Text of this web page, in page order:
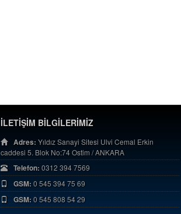
İLETİŞİM BİLGİLERİMİZ
Adres: Yıldız Sanayi Sitesi Ulvi Cemal Erkin
caddesi 5. Blok No:74 Ostim / ANKARA
Telefon: 0312 394 7569
GSM: 0 545 394 75 69
GSM: 0 545 808 54 29